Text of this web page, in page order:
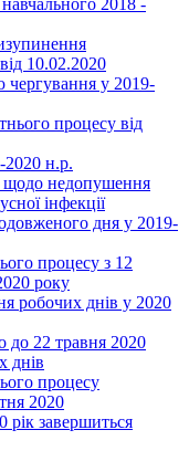
2018 -
10.02.2020
чергування у 2019-
процесу від
2020 н.р.
щодо недопушення
інфекції
дня у 2019-
процесу з 12
року
робочих днів у 2020
до 22 травня 2020
днів
процесу
2020
рік завершиться